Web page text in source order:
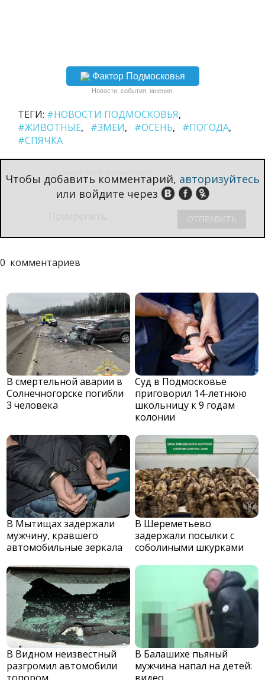
Фактор Подмосковья
Новости, события, мнения.
ТЕГИ: #НОВОСТИ ПОДМОСКОВЬЯ
#ЖИВОТНЫЕ
#ЗМЕИ #ОСЕНЬ
#ПОГОДА
#СПЯЧКА
Чтобы добавить комментарий, авторизуйтесь
или войдите через
0 комментариев
В смертельной аварии в
Солнечногорске погибли
3 человека
Суд в Подмосковье
приговорил 14-летнюю
школьницу к 9 годам
колонии
В Мытищах задержали
мужчину, кравшего
автомобильные зеркала
В Шереметьево
задержали посылки с
соболиными шкурками
В Видном неизвестный
разгромил автомобили
В Балашихе пьяный
мужчина напал на детей: